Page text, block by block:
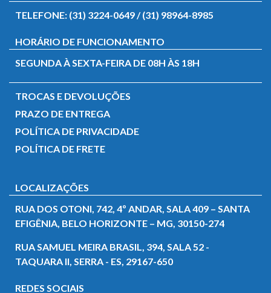
TELEFONE: (31) 3224-0649 / (31) 98964-8985
HORÁRIO DE FUNCIONAMENTO
SEGUNDA À SEXTA-FEIRA DE 08H ÀS 18H
TROCAS E DEVOLUÇÕES
PRAZO DE ENTREGA
POLÍTICA DE PRIVACIDADE
POLÍTICA DE FRETE
LOCALIZAÇÕES
RUA DOS OTONI, 742, 4º ANDAR, SALA 409 – SANTA
EFIGÊNIA, BELO HORIZONTE – MG, 30150-274
RUA SAMUEL MEIRA BRASIL, 394, SALA 52 -
TAQUARA II, SERRA - ES, 29167-650
REDES SOCIAIS